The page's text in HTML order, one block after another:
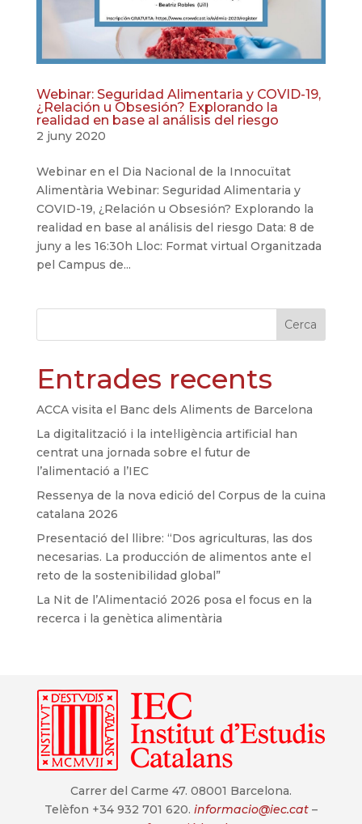
Webinar: Seguridad Alimentaria y COVID-19,
¿Relación u Obsesión? Explorando la
realidad en base al análisis del riesgo
2 juny 2020
Webinar en el Dia Nacional de la Innocuïtat
Alimentària Webinar: Seguridad Alimentaria y
COVID-19, ¿Relación u Obsesión? Explorando la
realidad en base al análisis del riesgo Data: 8 de
juny a les 16:30h Lloc: Format virtual Organitzada
pel Campus de...
Cerca
Entrades recents
ACCA visita el Banc dels Aliments de Barcelona
La digitalització i la intel·ligència artificial han
centrat una jornada sobre el futur de
l’alimentació a l’IEC
Ressenya de la nova edició del Corpus de la cuina
catalana 2026
Presentació del llibre: “Dos agriculturas, las dos
necesarias. La producción de alimentos ante el
reto de la sostenibilidad global”
La Nit de l’Alimentació 2026 posa el focus en la
recerca i la genètica alimentària
Carrer del Carme 47. 08001 Barcelona.
Telèfon +34 932 701 620. informacio@iec.cat–